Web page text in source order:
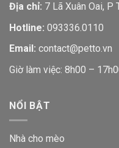
Địa chỉ: 7 Lã Xuân Oai, P
Hotline: 093336.0110
Email: contact@petto.vn
Giờ làm việc: 8h00 –
NỔI BẬT
Nhà cho mèo